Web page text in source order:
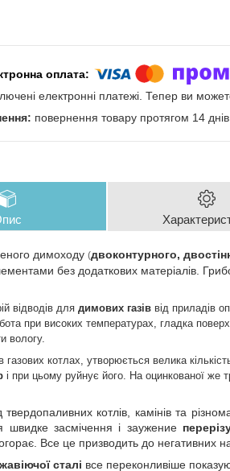
електронні платежі. Тепер ви
повернення товару протягом 14 днів
димоходу (двоконтурного,
без додаткових матеріалів.
відводів для димових газів від приладів
при високих температурах, гладка
вологу.
газових котлах, утворюється велика
і при цьому руйнує його. На оцинкованої же
твердопаливних котлів, камінів та
швидке засмічення і заужение
Все це призводить до негативних
сталі все переконливіше